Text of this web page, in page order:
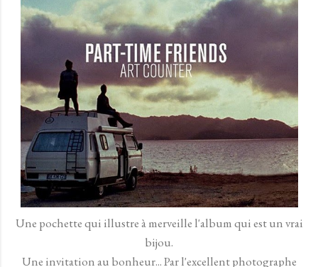
Une pochette qui illustre à merveille l'album qui est un vrai
bijou.
Une invitation au bonheur... Par l'excellent photographe